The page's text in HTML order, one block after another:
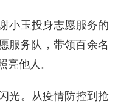
小玉投身志愿服务的
服务队，带领百余名
亮他人。
光。从疫情防控到抢